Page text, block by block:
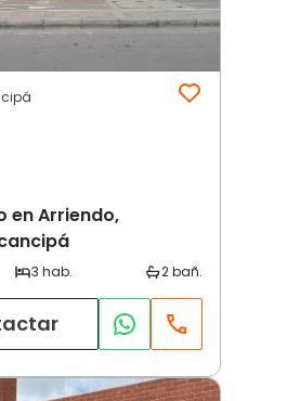
en Arriendo,